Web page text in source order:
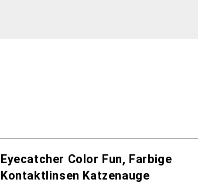
Eyecatcher Color Fun, Farbige
Kontaktlinsen Katzenauge